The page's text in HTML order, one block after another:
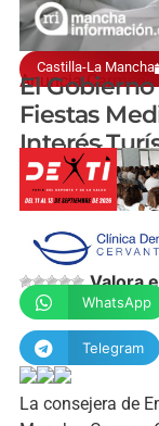
Castilla-La Mancha
Anuncia Carmen
El
Fiestas
Interés
Valora
WhatsApp
Telegram
La consejera de